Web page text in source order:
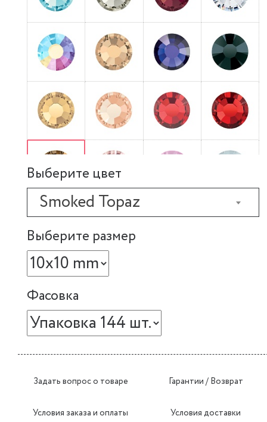
Выберите цвет
Smoked Topaz
Выберите размер
Фасовка
Задать вопрос о товаре Гарантии / Возврат
Условия заказа и оплаты Условия доставки